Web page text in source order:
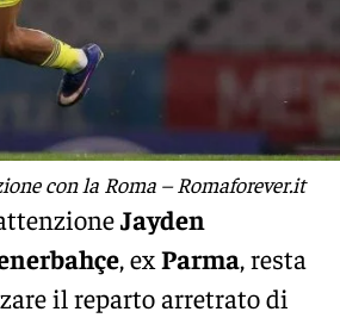
con la Roma – Romaforever.it
Jayden
, exParma, resta
il reparto arretrato di